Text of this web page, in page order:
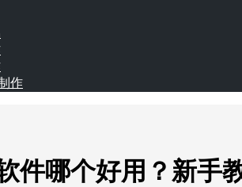
作
件哪个好用？新手